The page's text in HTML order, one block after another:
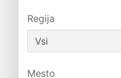
Regija
Mesto